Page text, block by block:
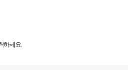
하세요.